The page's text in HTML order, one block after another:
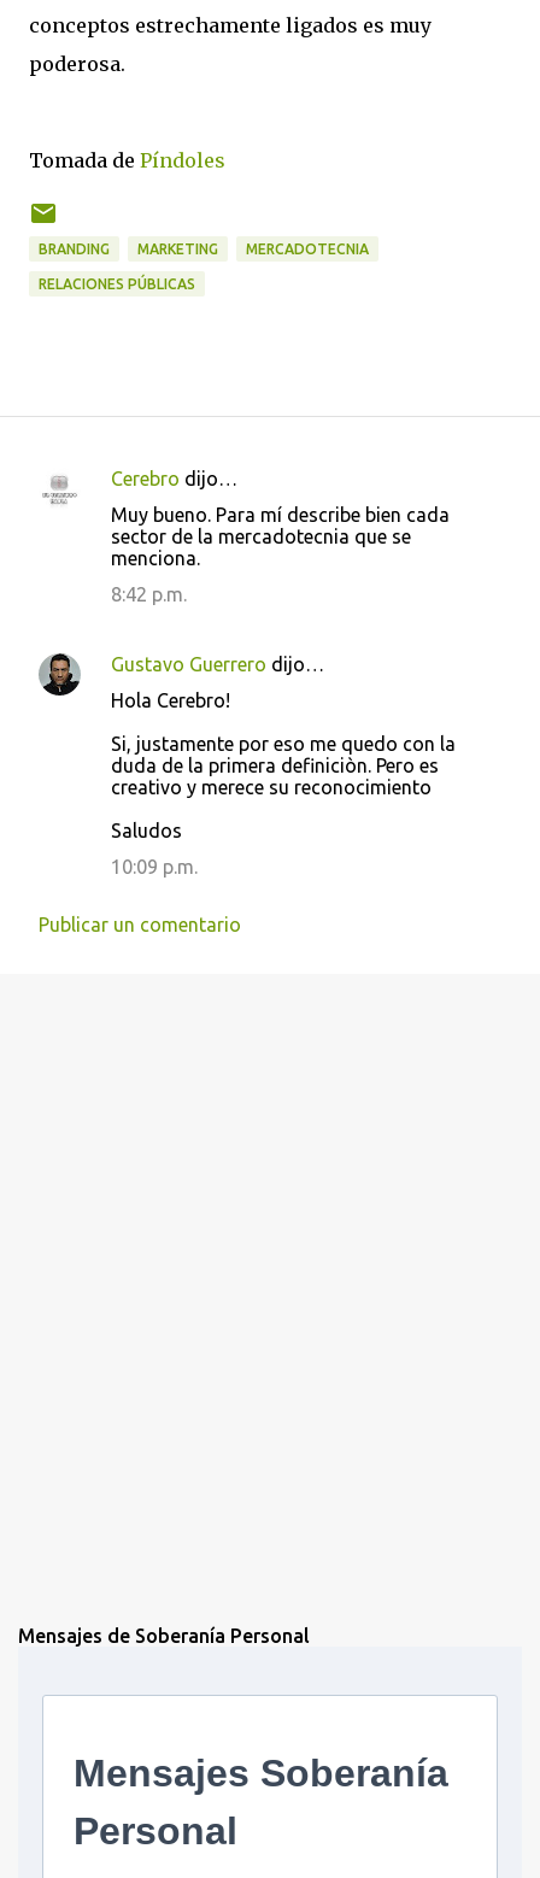
conceptos estrechamente ligados es muy
poderosa.
Tomada de Píndoles
BRANDING MARKETING MERCADOTECNIA
RELACIONES PÚBLICAS
C
t
a
Cerebro dijo…
Muy bueno. Para mí describe bien cada
sector de la mercadotecnia que se
menciona.
8:42 p.m.
Gustavo Guerrero dijo…
Hola Cerebro!
Si, justamente por eso me quedo con la
duda de la primera definiciòn. Pero es
creativo y merece su reconocimiento
Saludos
10:09 p.m.
Publicar un comentario
Mensajes de Soberanía Personal